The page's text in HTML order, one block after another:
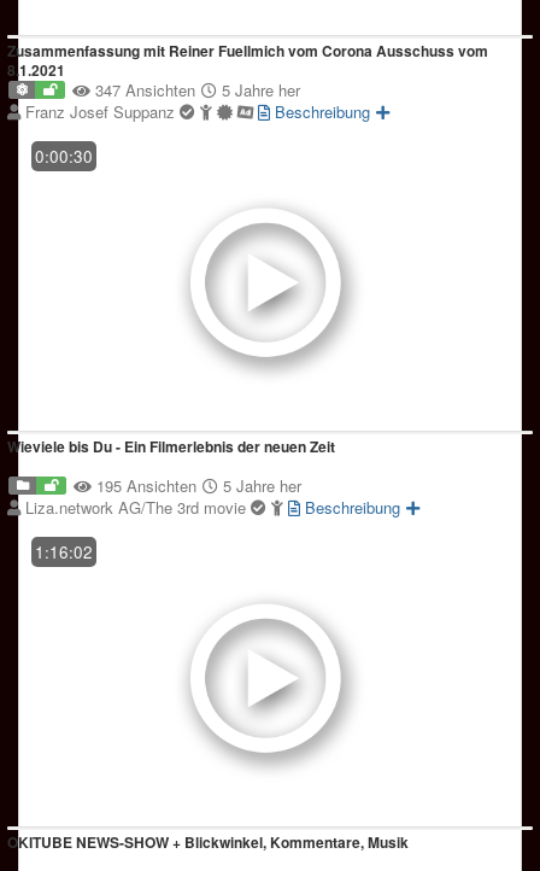
Zusammenfassung mit Reiner Fuellmich vom Corona Ausschuss vom
8.1.2021
347 Ansichten
5 Jahre her
Franz Josef Suppanz
Beschreibung
0:00:30
Wieviele bis Du - Ein Filmerlebnis der neuen Zeit
195 Ansichten
5 Jahre her
Liza.network AG/The 3rd movie
Beschreibung
1:16:02
OKITUBE NEWS-SHOW + Blickwinkel, Kommentare, Musik